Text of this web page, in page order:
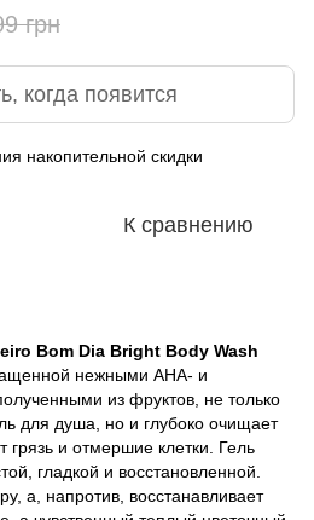
грн
когда появится
накопительной скидки
К сравнению
Bom Dia Bright Body Wash
нежными AHA- и
из фруктов, не только
для душа, но и глубоко очищает
и отмершие клетки.
Гель
гладкой и восстановленной.
а, напротив, восстанавливает